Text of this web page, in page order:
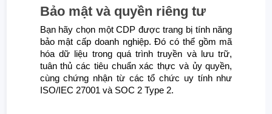
Bảo mật và quyền riêng tư
Bạn hãy chọn một CDP được trang bị tính năng
bảo mật cấp doanh nghiệp. Đó có thể gồm mã
hóa dữ liệu trong quá trình truyền và lưu trữ,
tuân thủ các tiêu chuẩn xác thực và ủy quyền,
cùng chứng nhận từ các tổ chức uy tính như
ISO/IEC 27001 và SOC 2 Type 2.